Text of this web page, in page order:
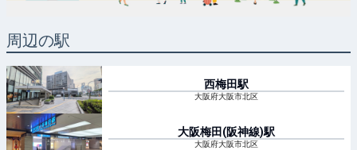
周辺の駅
西梅田駅
大阪府大阪市北区
大阪梅田(阪神線)駅
大阪府大阪市北区